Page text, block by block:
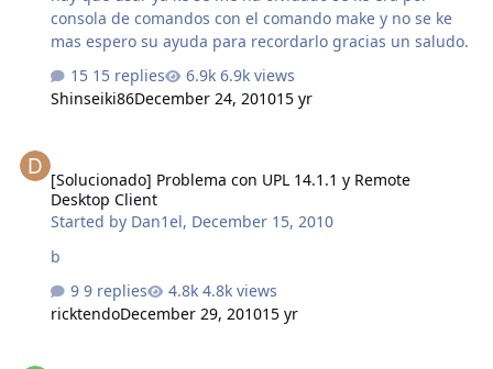
consola de comandos con el comando make y no se ke
mas espero su ayuda para recordarlo gracias un saludo.
15 replies
6.9k views
Shinseiki86December 24, 201015 yr
[Solucionado] Problema con UPL 14.1.1 y Remote
Desktop Client
Started by Dan1el, December 15, 2010
b
9 replies
4.8k views
ricktendoDecember 29, 201015 yr